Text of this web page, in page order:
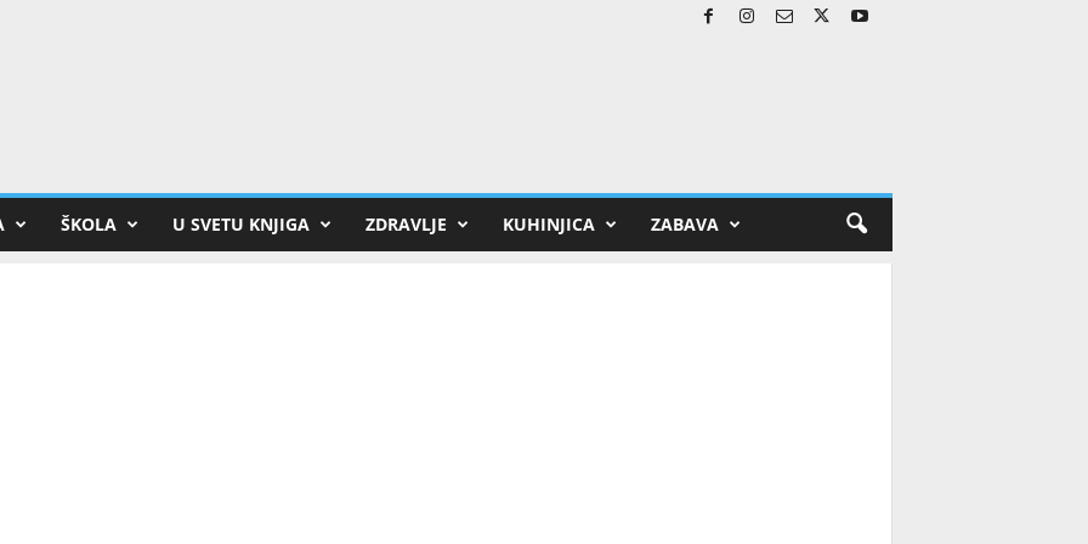
ŠKOLA U SVETU KNJIGA ZDRAVLJE KUHINJICA ZABAVA